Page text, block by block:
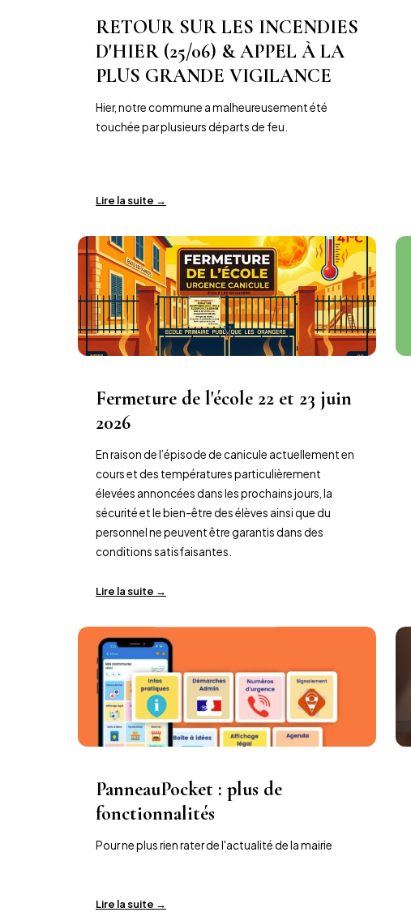
RETOUR SUR LES INCENDIES
D'HIER (25/06) & APPEL À LA
PLUS GRANDE VIGILANCE
Hier, notre commune a malheureusement été
touchée par plusieurs départs de feu.
Lire la suite →
Fermeture de l'école 22 et 23 juin
2026
En raison de l’épisode de canicule actuellement en
cours et des températures particulièrement
élevées annoncées dans les prochains jours, la
sécurité et le bien-être des élèves ainsi que du
personnel ne peuvent être garantis dans des
conditions satisfaisantes.
Lire la suite →
PanneauPocket : plus de
fonctionnalités
Pour ne plus rien rater de l'actualité de la mairie
Lire la suite →